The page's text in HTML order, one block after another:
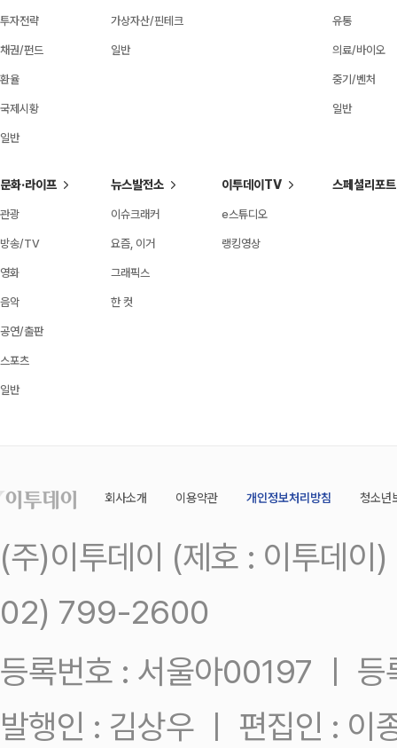
투자전략
채권/펀드
환율
국제시황
일반
가상자산/핀테크
일반
유통
의료/바이오
중기/벤처
일반
문화·라이프
관광
방송/TV
영화
음악
공연/출판
스포츠
일반
뉴스발전소
이슈크래커
요즘, 이거
그래픽스
한 컷
이투데이TV
e스튜디오
랭킹영상
스페셜리포트
회사소개 이용약관 개인정보처리방침 청소년
(주)이투데이 (제호 : 이투데
02) 799-2600
등록번호 : 서울아00197 ㅣ
발행인 : 김상우 ㅣ 편집인 : 이